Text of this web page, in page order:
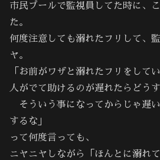
市民プールで監視員してた時に、
た。
何度注意しても溺れたフリして、
ヤ。
「お前がワザと溺れたフリをして
人がでて助けるのが遅れたらどう
そういう事になってからじゃ遅
するな」
って何度言っても、
ニヤニヤしながら「ほんとに溺れ